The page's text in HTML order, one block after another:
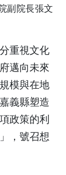
副院長張文
重視文化
邁向未來
模與在地
義縣塑造
政策的利
，號召想